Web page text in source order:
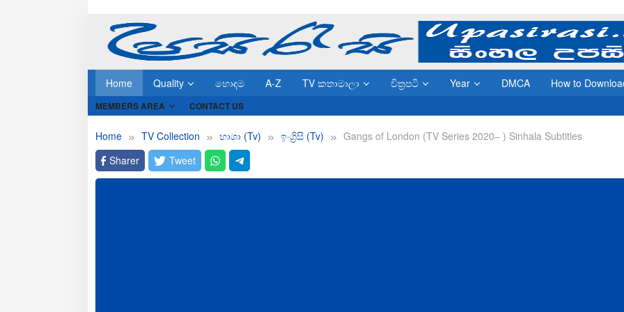
Home Quality හොඳම A-Z TV කතාමාලා චිත්‍රපටි Year DMCA How to
MEMBERS AREA CONTACT US
Home TV Collection භාශා (Tv) ඉංග්‍රිසි (Tv)
Gangs of London (TV Series 2020– ) Sinhala Subtitles
Sharer
Tweet